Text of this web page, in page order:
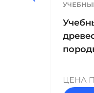
ЦЕНА